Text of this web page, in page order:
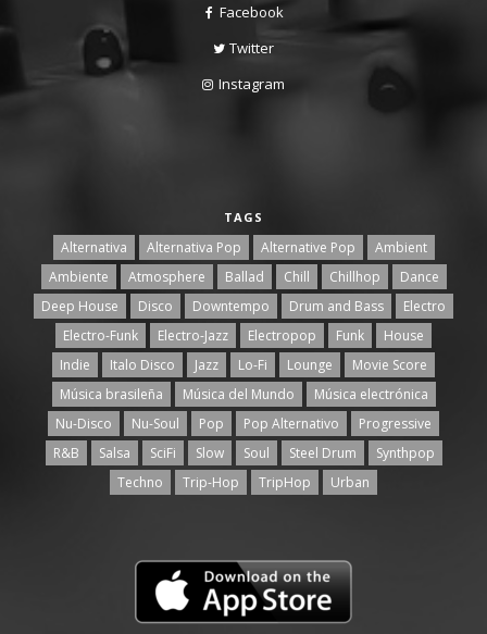
Facebook
Twitter
Instagram
TAGS
Alternativa Alternativa Pop Alternative Pop
Ambient
Ambiente
Atmosphere Ballad Chill Chillhop
Dance
Deep House
Disco Downtempo Drum and Bass
Electro
Electro-Funk
Electro-Jazz Electropop Funk
House
Indie
Italo Disco Jazz Lo-Fi Lounge
Movie Score
Música brasileña
Música del Mundo
Música electrónica
Nu-Disco
Nu-Soul Pop Pop Alternativo
Progressive
R&B
Salsa SciFi Slow Soul Steel Drum
Synthpop
Techno
Trip-Hop TripHop Urban